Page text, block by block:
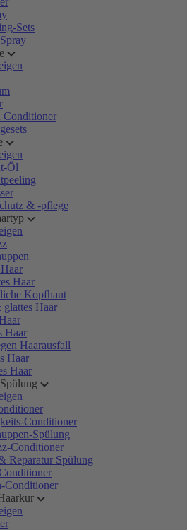
Sets
Conditioner
Öl
& -pflege
Haar
Kopfhaut
glattes Haar
Haar
Haarausfall
Haar
Haar
Conditioner
Spülung
Conditioner
Reparatur Spülung
Conditioner